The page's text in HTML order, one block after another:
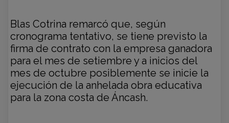
Blas Cotrina remarcó que, según
cronograma tentativo, se tiene previsto la
firma de contrato con la empresa ganadora
para el mes de setiembre y a inicios del
mes de octubre posiblemente se inicie la
ejecución de la anhelada obra educativa
para la zona costa de Áncash.